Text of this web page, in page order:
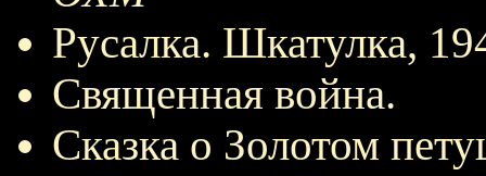
Русалка. Шкатулка,
Священная война.
Сказка о Золотом